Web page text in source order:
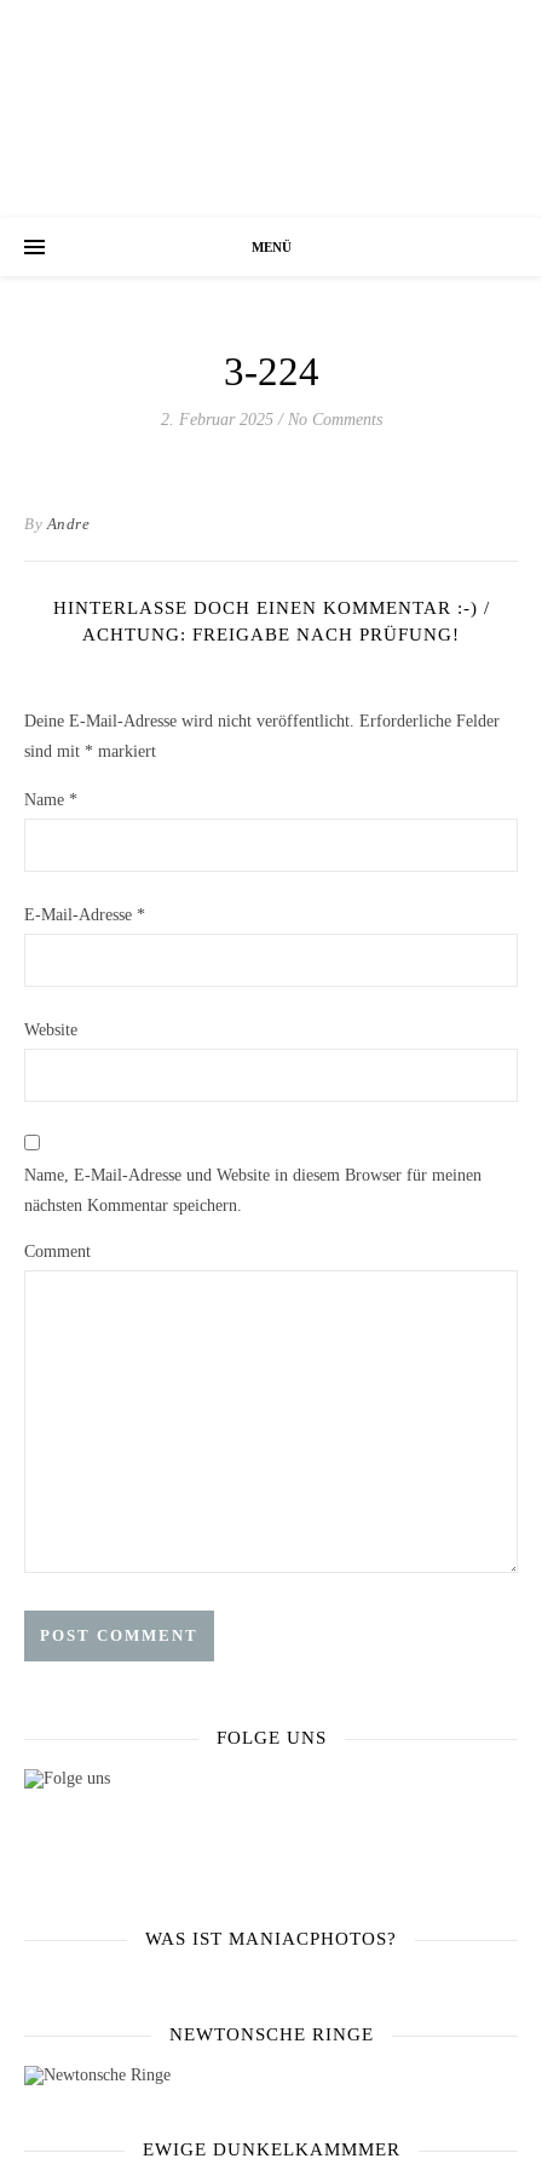
MENÜ
3-224
2. Februar 2025 / No Comments
ByAndre
HINTERLASSE DOCH EINEN KOMMENTAR :-) /
ACHTUNG: FREIGABE NACH PRÜFUNG!
Deine E-Mail-Adresse wird nicht veröffentlicht. Erforderliche Felder
sind mit * markiert
Name *
E-Mail-Adresse *
Website
Name, E-Mail-Adresse und Website in diesem Browser für meinen
nächsten Kommentar speichern.
Comment
FOLGE UNS
WAS IST MANIACPHOTOS?
NEWTONSCHE RINGE
EWIGE DUNKELKAMMMER